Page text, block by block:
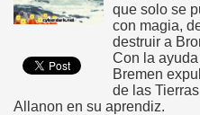
que solo se
con magia,
destruir a
Con la
Bremen
de las
Allanon en su aprendiz.